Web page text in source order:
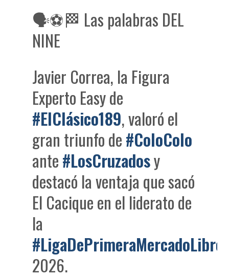
🗣⚽🏁 Las palabras DEL
NINE
Javier Correa, la Figura
Experto Easy de
#ElClásico189, valoró el
gran triunfo de#ColoColo
ante#LosCruzadosy
destacó la ventaja que sacó
El Cacique en el liderato de
la
#LigaDePrimeraMercadoLibre
2026.